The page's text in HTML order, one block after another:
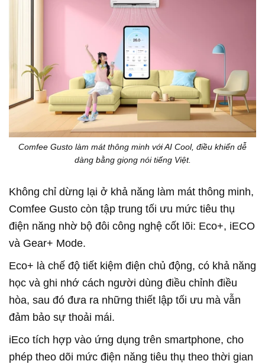
Comfee Gusto làm mát thông minh với AI Cool, điều khiển dễ
dàng bằng giọng nói tiếng Việt.
Không chỉ dừng lại ở khả năng làm mát thông minh,
Comfee Gusto còn tập trung tối ưu mức tiêu thụ
điện năng nhờ bộ đôi công nghệ cốt lõi: Eco+, iECO
và Gear+ Mode.
Eco+ là chế độ tiết kiệm điện chủ động, có khả năng
học và ghi nhớ cách người dùng điều chỉnh điều
hòa, sau đó đưa ra những thiết lập tối ưu mà vẫn
đảm bảo sự thoải mái.
iEco tích hợp vào ứng dụng trên smartphone, cho
phép theo dõi mức điện năng tiêu thụ theo thời gian